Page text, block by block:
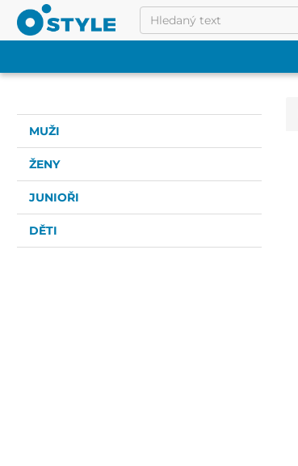
MUŽI
ŽENY
JUNIOŘI
DĚTI